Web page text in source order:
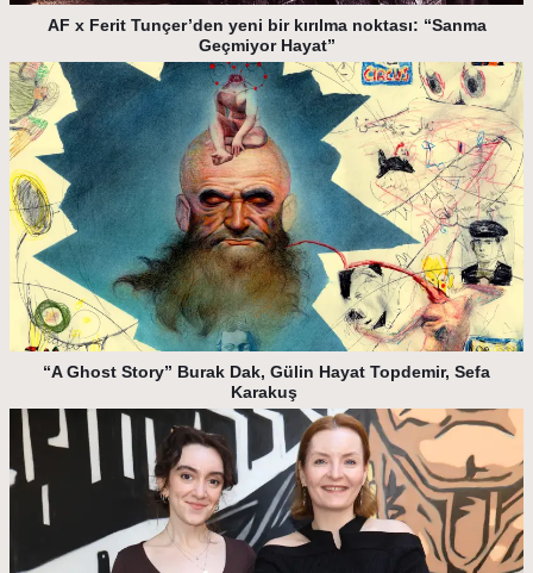
AF x Ferit Tunçer’den yeni bir kırılma noktası: “Sanma
Geçmiyor Hayat”
“A Ghost Story” Burak Dak, Gülin Hayat Topdemir, Sefa
Karakuş